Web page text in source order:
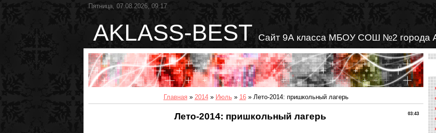
Пятница, 07.08.2026, 09:17
AKLASS-BEST Сайт 9А класса МБОУ СОШ №2 города
Главная » 2014 » Июль » 16» Лето-2014: пришкольный лагерь
03:43
Лето-2014: пришкольный лагерь